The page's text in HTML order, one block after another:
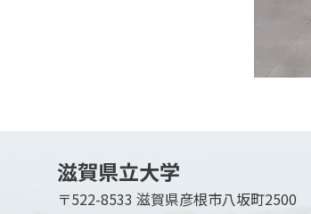
滋賀県立大学
〒522-8533 滋賀県彦根市八坂町2500